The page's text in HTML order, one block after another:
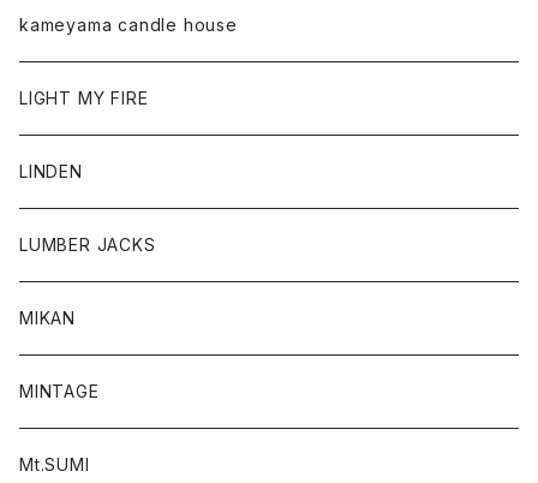
kameyama candle house
LIGHT MY FIRE
LINDEN
LUMBER JACKS
MIKAN
MINTAGE
Mt.SUMI